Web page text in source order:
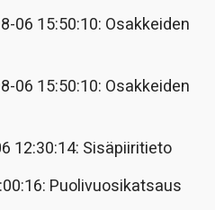
06 15:50:10: Osakkeiden
06 15:50:10: Osakkeiden
12:30:14: Sisäpiiritieto
Puolivuosikatsaus